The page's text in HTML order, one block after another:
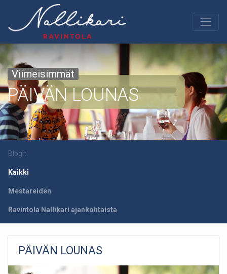
Viimeisimmät
PÄIVÄN LOUNAS
Blogit:
Kaikki
Mestareiden
Ravintola Nallikari ajankohtaista
PÄIVÄN LOUNAS